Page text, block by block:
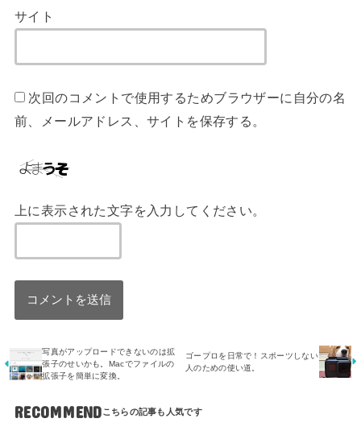
サイト
次回のコメントで使用するためブラウザーに自分の名
前、メールアドレス、サイトを保存する。
上に表示された文字を入力してください。
写真がアップロードできないのは拡
張子のせいかも。Macでファイルの
拡張子を簡単に変換。
ゴープロを日常で！スポーツしない
人のための使い道。
RECOMMEND